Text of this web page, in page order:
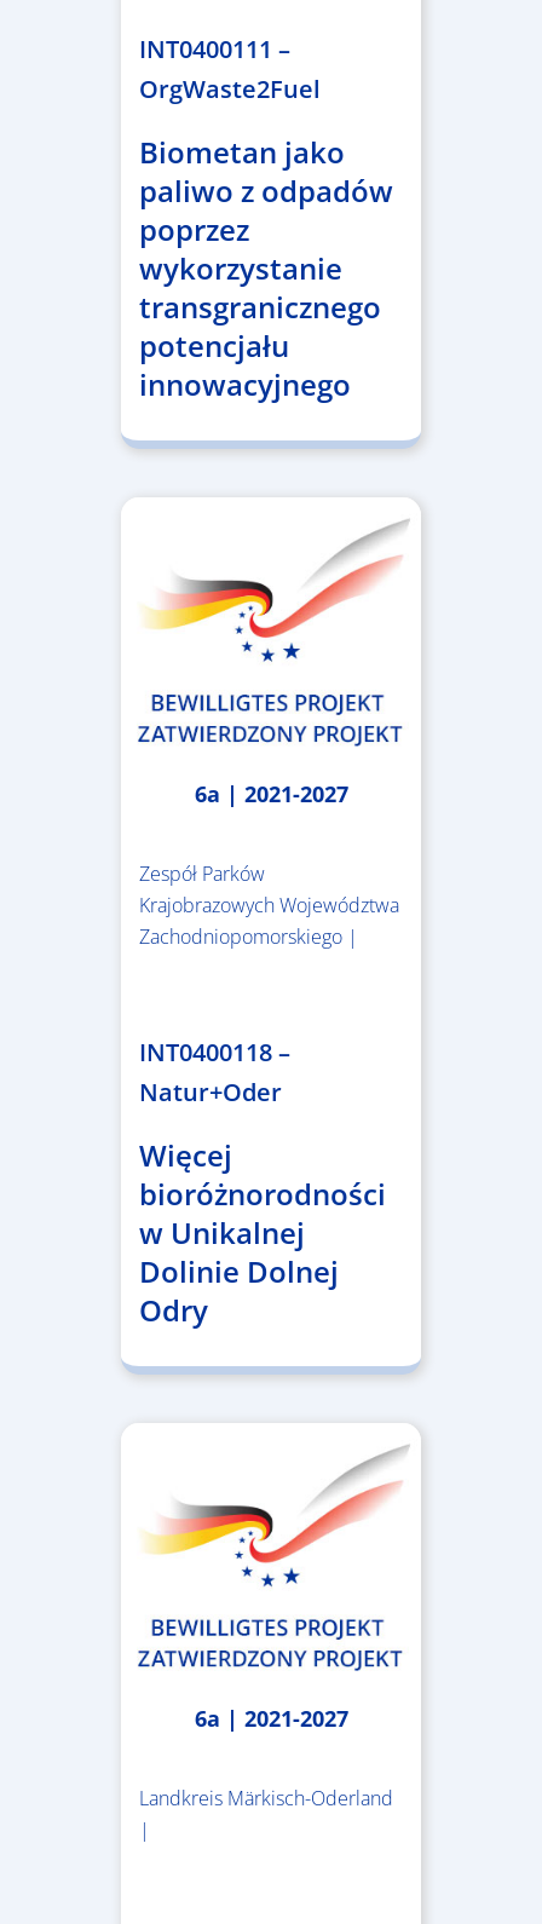
INT0400111 –
OrgWaste2Fuel
Biometan jako
paliwo z odpadów
poprzez
wykorzystanie
transgranicznego
potencjału
innowacyjnego
6a | 2021-2027
Zespół Parków
Krajobrazowych Województwa
Zachodniopomorskiego |
INT0400118 –
Natur+Oder
Więcej
bioróżnorodności
w Unikalnej
Dolinie Dolnej
Odry
6a | 2021-2027
Landkreis Märkisch-Oderland
|